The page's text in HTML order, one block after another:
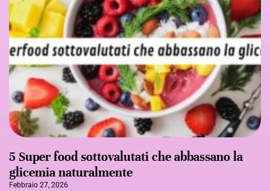
5 Super food sottovalutati che abbassano la
glicemia naturalmente
Febbraio 27, 2026